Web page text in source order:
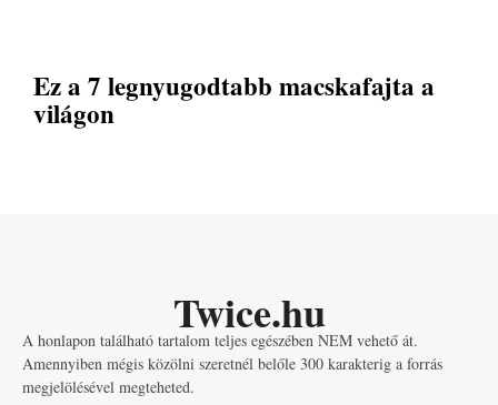
Ez a 7 legnyugodtabb macskafajta a
világon
Twice.hu
A honlapon található tartalom teljes egészében NEM vehető át.
Amennyiben mégis közölni szeretnél belőle 300 karakterig a forrás
megjelölésével megteheted.